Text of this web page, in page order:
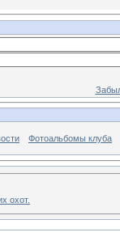
Фотоальбомы клуба
охот.